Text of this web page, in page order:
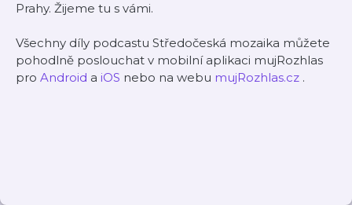
Prahy. Žijeme tu s vámi.
Všechny díly podcastu Středočeská mozaika můžete
pohodlně poslouchat v mobilní aplikaci mujRozhlas
pro Android a iOS nebo na webu mujRozhlas.cz .